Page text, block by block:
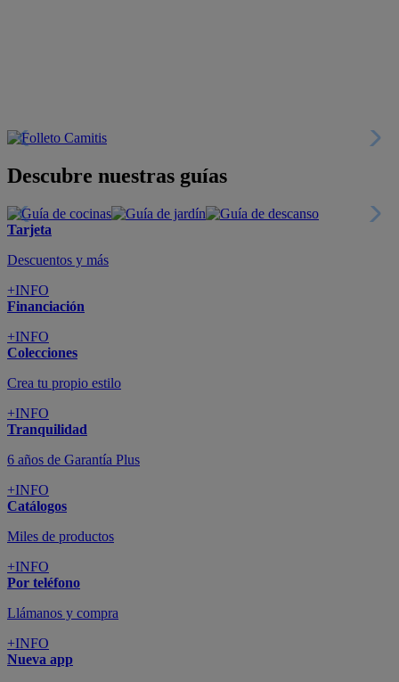
Descubre nuestras guías
Tarjeta
Descuentos y más
+INFO
Financiación
+INFO
Colecciones
Crea tu propio estilo
+INFO
Tranquilidad
6 años de Garantía Plus
+INFO
Catálogos
Miles de productos
+INFO
Por teléfono
Llámanos y compra
+INFO
Nueva app